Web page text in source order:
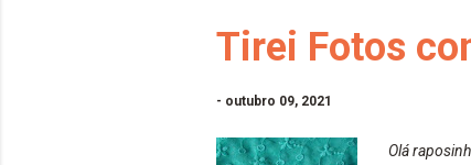
Tirei Fotos
- outubro 09, 2021
Olá